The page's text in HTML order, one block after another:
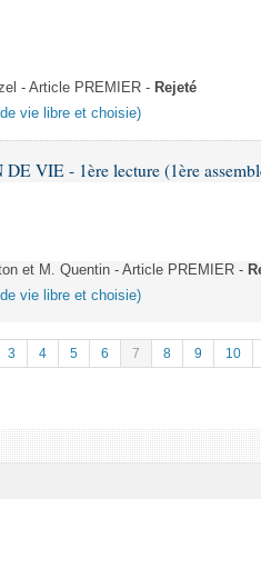
- Article PREMIER - Rejeté
vie libre et choisie)
VIE - 1ère lecture (1ère
et M. Quentin - Article PREMIER -
vie libre et choisie)
3 4 5 6 7 8 9 10